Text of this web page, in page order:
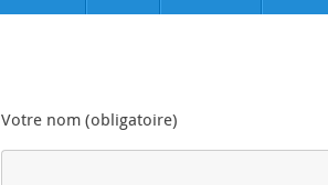
Votre nom (obligatoire)